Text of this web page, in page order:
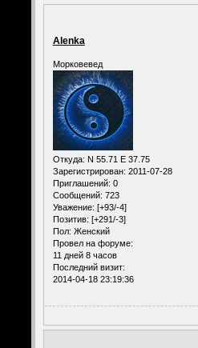
Alenka
Морковевед
Откуда: N 55.71 E 37.75
Зарегистрирован: 2011-07-28
Приглашений: 0
Сообщений: 723
Уважение: [+93/-4]
Позитив: [+291/-3]
Пол: Женский
Провел на форуме:
11 дней 8 часов
Последний визит:
2014-04-18 23:19:36